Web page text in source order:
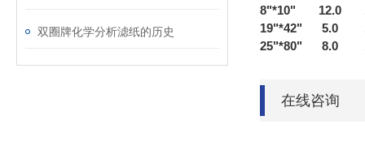
双圈牌化学分析滤纸的历史
8"*10" 12.0
19"*42" 5.0
25"*80" 8.0
在线咨询